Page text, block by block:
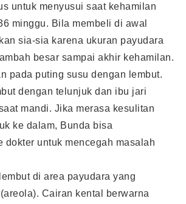
untuk menyusui saat kehamilan
minggu. Bila membeli di awal
sia-sia karena ukuran payudara
besar sampai akhir kehamilan.
pada puting susu dengan lembut.
dengan telunjuk dan ibu jari
mandi. Jika merasa kesulitan
ke dalam, Bunda bisa
dokter untuk mencegah masalah
di area payudara yang
Cairan kental berwarna